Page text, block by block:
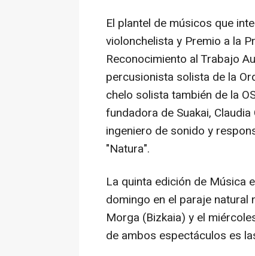
El plantel de músicos que
violonchelista y Premio a la
Reconocimiento al Trabajo
percusionista solista de la
chelo solista también de la
fundadora de Suakai,
ingeniero de sonido y
"Natura".
La quinta edición de Música
domingo en el paraje natural
Morga (Bizkaia) y el
de ambos espectáculos es